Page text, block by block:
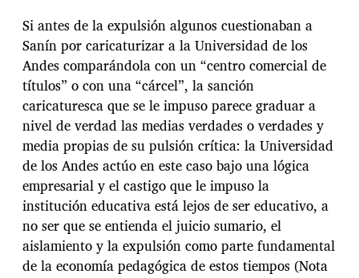
Si antes de la expulsión algunos cuestionaban a
Sanín por caricaturizar a la Universidad de los
Andes comparándola con un “centro comercial de
títulos” o con una “cárcel”, la sanción
caricaturesca que se le impuso parece graduar a
nivel de verdad las medias verdades o verdades y
media propias de su pulsión crítica: la Universidad
de los Andes actúo en este caso bajo una lógica
empresarial y el castigo que le impuso la
institución educativa está lejos de ser educativo, a
no ser que se entienda el juicio sumario, el
aislamiento y la expulsión como parte fundamental
de la economía pedagógica de estos tiempos (Nota